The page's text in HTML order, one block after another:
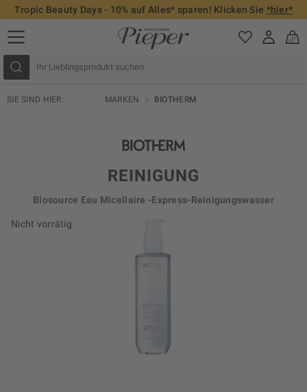
Tropic Beauty Days - 10% auf Alles* sparen! Klicken Sie *hier*
SIE SIND HIER: MARKEN BIOTHERM
Nicht vorrätig
REINIGUNG
Biosource Eau Micellaire -Express-Reinigungswasser